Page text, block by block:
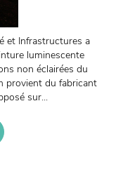
et Infrastructures a
luminescente
non éclairées du
provient du fabricant
sur...